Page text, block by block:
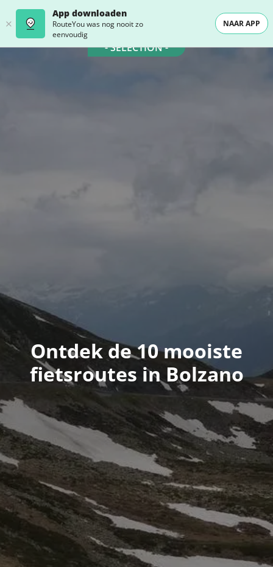
App downloaden
RouteYou was nog nooit zo
eenvoudig
NAAR APP
- SELECTION -
Ontdek de 10 mooiste
fietsroutes in Bolzano